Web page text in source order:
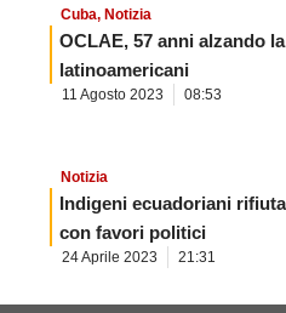
Cuba, Notizia
OCLAE, 57 anni alzando
latinoamericani
11 Agosto 2023 08:53
Notizia
Indigeni ecuadoriani
con favori politici
24 Aprile 2023 21:31